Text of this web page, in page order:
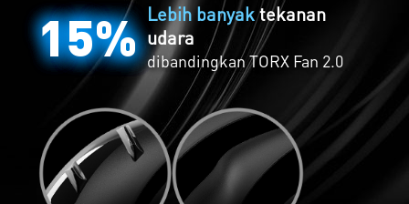
15% Lebih banyaktekanan
udara
dibandingkanTORX Fan 2.0